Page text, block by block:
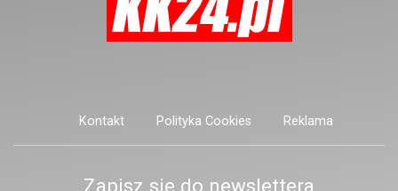
Kontakt Polityka Cookies Reklama
Zapisz się do newslettera